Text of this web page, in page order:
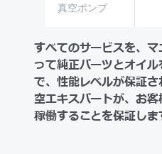
真空ポンプ
すべてのサービスを、
って純正パーツとオイ
で、性能レベルが保証
空エキスパートが、お
稼働することを保証しま